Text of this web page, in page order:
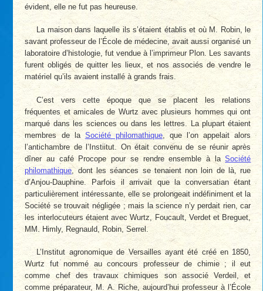
évident, elle ne fut pas heureuse.
La maison dans laquelle ils s’étaient établis et où M. Robin, le
savant professeur de l’École de médecine, avait aussi organisé un
laboratoire d’histologie, fut vendue à l’imprimeur Plon. Les savants
furent obligés de quitter les lieux, et nos associés de vendre le
matériel qu’ils avaient installé à grands frais.
C’est vers cette époque que se placent les relations
fréquentes et amicales de Wurtz avec plusieurs hommes qui ont
marqué dans les sciences ou dans les lettres. La plupart étaient
membres de la Société philomathique, que l’on appelait alors
l’antichambre de l’Instiitut. On était convenu de se réunir après
dîner au café Procope pour se rendre ensemble à laSociété
philomathique, dont les séances se tenaient non loin de là, rue
d’Anjou-Dauphine. Parfois il arrivait que la conversatian étant
particulièrement intéressante, elle se prolongeait indéfiniment et la
Société se trouvait négligée ; mais la science n’y perdait rien, car
les interlocuteurs étaient avec Wurtz, Foucault, Verdet et Breguet,
MM. Himly, Regnauld, Robin, Serrel.
L’Institut agronomique de Versailles ayant été créé en 1850,
Wurtz fut nommé au concours professeur de chimie ; il eut
comme chef des travaux chimiques son associé Verdeil, et
comme préparateur, M. A. Riche, aujourd’hui professeur à l’École